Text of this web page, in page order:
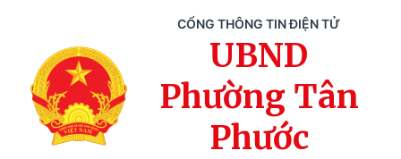
CỔNG THÔNG TIN ĐIỆN TỬ
UBND
Phường Tân
Phước